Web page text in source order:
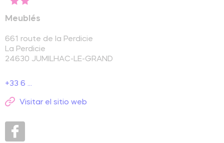
Meublés
661 route de la Perdicie
La Perdicie
24630 JUMILHAC-LE-GRAND
+33 6 ...
Visitar el sitio web